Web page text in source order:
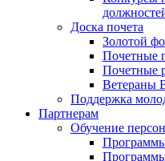
Доска почета
Золотой
Почетные
Почетные
Ветераны
Поддержка
Партнерам
Обучение